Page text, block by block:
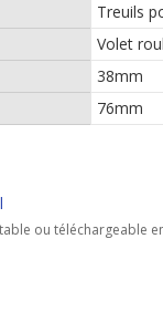
Treuils
Volet
38mm
76mm
ou téléchargeable